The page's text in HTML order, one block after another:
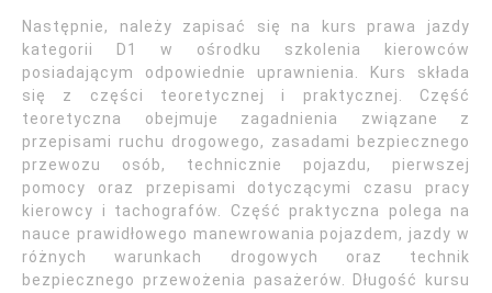
Następnie, należy zapisać się na kurs prawa jazdy
kategorii D1 w ośrodku szkolenia kierowców
posiadającym odpowiednie uprawnienia. Kurs składa
się z części teoretycznej i praktycznej. Część
teoretyczna obejmuje zagadnienia związane z
przepisami ruchu drogowego, zasadami bezpiecznego
przewozu osób, technicznie pojazdu, pierwszej
pomocy oraz przepisami dotyczącymi czasu pracy
kierowcy i tachografów. Część praktyczna polega na
nauce prawidłowego manewrowania pojazdem, jazdy w
różnych warunkach drogowych oraz technik
bezpiecznego przewożenia pasażerów. Długość kursu